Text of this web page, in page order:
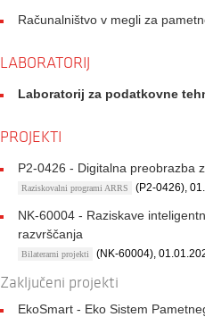
Računalništvo v megli za
LABORATORIJ
Laboratorij za podatkovne
PROJEKTI
P2-0426 - Digitalna preobrazba
Raziskovalni programi ARRS (P2-0426),
NK-60004 - Raziskave
razvrščanja
Bilaterarni projekti (NK-60004),
Zaključeni projekti
EkoSmart - Eko Sistem